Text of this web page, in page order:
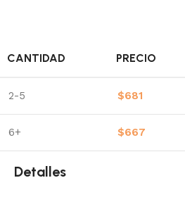
CANTIDAD PRECIO
2-5 $681
6+ $667
Detalles